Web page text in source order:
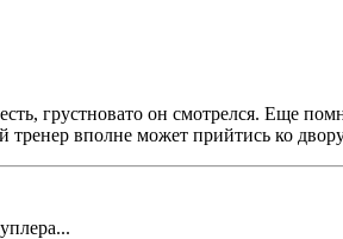
грустновато он смотрелся. Еще
тренер вполне может прийтись ко